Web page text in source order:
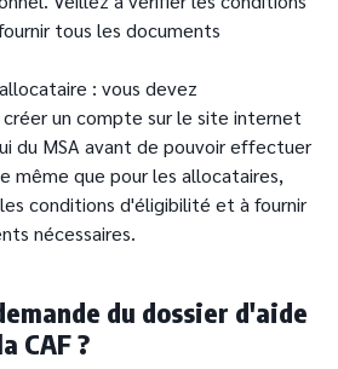
tous les documents
: vous devez
un compte sur le site internet
du MSA avant de pouvoir effectuer
même que pour les allocataires,
conditions d'éligibilité et à fournir
nécessaires.
du dossier d'aide
CAF ?